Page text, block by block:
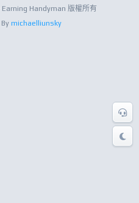
Handyman 版權所有
By michaelliunsky